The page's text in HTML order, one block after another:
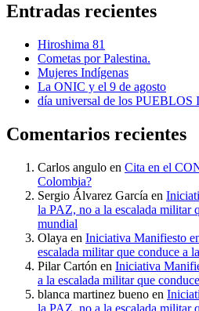
Entradas recientes
Hiroshima 81
Cometas por Palestina.
Mujeres Indígenas
La ONIC y el 9 de agosto
día universal de los PUEBLOS
Comentarios recientes
Carlos angulo en Cita en el
Colombia?
Sergio Álvarez García en
la PAZ, no a la escalada militar
mundial
Olaya en Iniciativa Manifiesto
escalada militar que conduce a
Pilar Cartón en Iniciativa
a la escalada militar que
blanca martinez bueno en
la PAZ, no a la escalada militar